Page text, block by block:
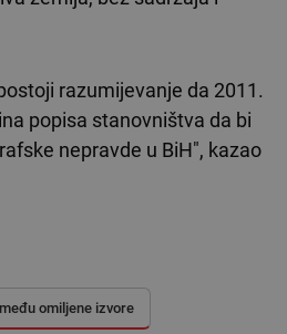
razumijevanje da 2011.
popisa stanovništva da bi
nepravde u BiH", kazao
omiljene izvore